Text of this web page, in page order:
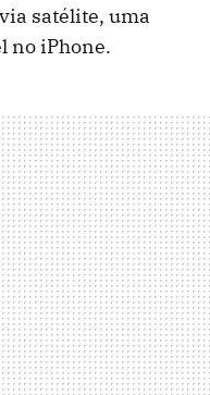
satélite, uma
no iPhone.